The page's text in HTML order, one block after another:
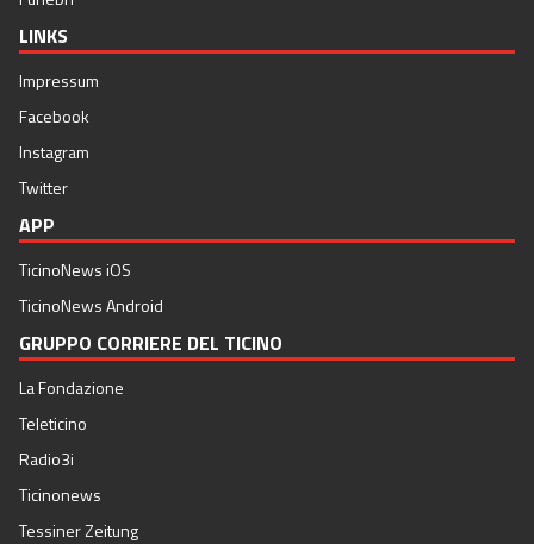
LINKS
Impressum
Facebook
Instagram
Twitter
APP
TicinoNews iOS
TicinoNews Android
GRUPPO CORRIERE DEL TICINO
La Fondazione
Teleticino
Radio3i
Ticinonews
Tessiner Zeitung